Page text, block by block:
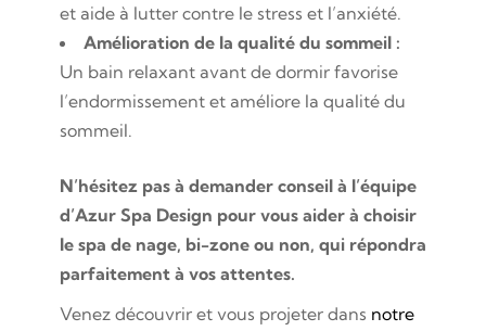
et aide à lutter contre le stress et l’anxiété.
Amélioration de la qualité du sommeil :
Un bain relaxant avant de dormir favorise
l’endormissement et améliore la qualité du
sommeil.
N’hésitez pas à demander conseil à l’équipe
d’Azur Spa Design pour vous aider à choisir
le spa de nage, bi-zone ou non, qui répondra
parfaitement à vos attentes.
Venez découvrir et vous projeter dans notre